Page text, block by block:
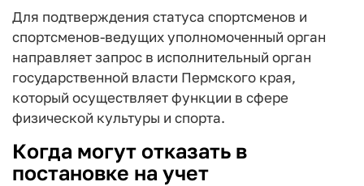
Для подтверждения статуса спортсменов и
спортсменов-ведущих уполномоченный орган
направляет запрос в исполнительный орган
государственной власти Пермского края,
который осуществляет функции в сфере
физической культуры и спорта.
Когда могут отказать в
постановке на учет